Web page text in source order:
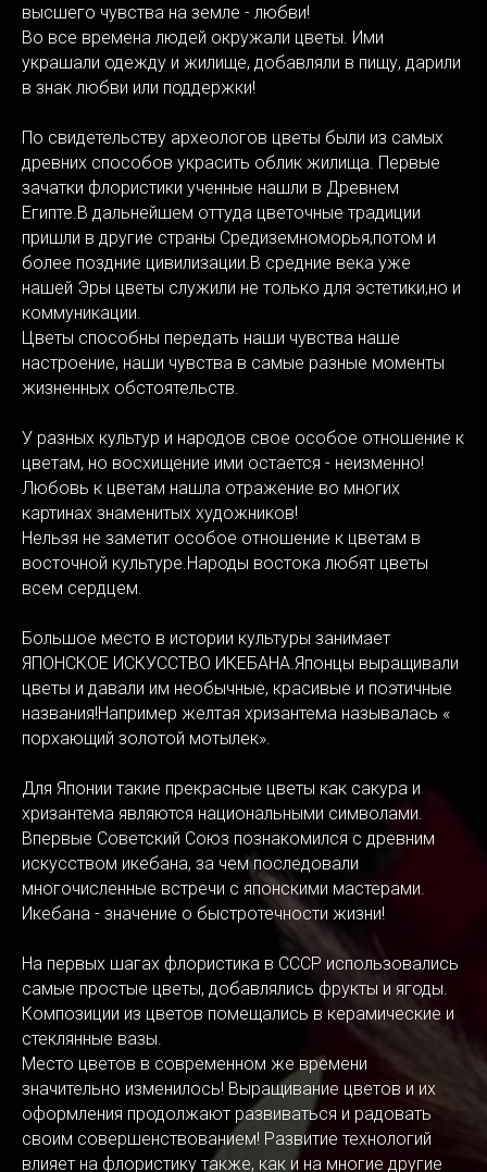
высшего чувства на земле - любви!
Во все времена людей окружали цветы. Ими
украшали одежду и жилище, добавляли в пищу, дарили
в знак любви или поддержки!
По свидетельству археологов цветы были из самых
древних способов украсить облик жилища. Первые
зачатки флористики ученные нашли в Древнем
Египте.В дальнейшем оттуда цветочные традиции
пришли в другие страны Средиземноморья,потом и
более поздние цивилизации.В средние века уже
нашей Эры цветы служили не только для эстетики,но и
коммуникации.
Цветы способны передать наши чувства наше
настроение, наши чувства в самые разные моменты
жизненных обстоятельств.
У разных культур и народов свое особое отношение к
цветам, но восхищение ими остается - неизменно!
Любовь к цветам нашла отражение во многих
картинах знаменитых художников!
Нельзя не заметит особое отношение к цветам в
восточной культуре.Народы востока любят цветы
всем сердцем.
Большое место в истории культуры занимает
ЯПОНСКОЕ ИСКУССТВО ИКЕБАНА.Японцы выращивали
цветы и давали им необычные, красивые и поэтичные
названия!Например желтая хризантема называлась «
порхающий золотой мотылек».
Для Японии такие прекрасные цветы как сакура и
хризантема являются национальными символами.
Впервые Советский Союз познакомился с древним
искусством икебана, за чем последовали
многочисленные встречи с японскими мастерами.
Икебана - значение о быстротечности жизни!
На первых шагах флористика в СССР использовались
самые простые цветы, добавлялись фрукты и ягоды.
Композиции из цветов помещались в керамические и
стеклянные вазы.
Место цветов в современном же времени
значительно изменилось! Выращивание цветов и их
оформления продолжают развиваться и радовать
своим совершенствованием! Развитие технологий
влияет на флористику также, как и на многие другие